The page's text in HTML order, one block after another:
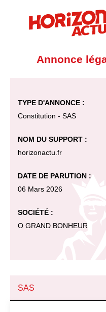
Annonce
TYPE D'ANNONCE :
Constitution - SAS
NOM DU SUPPORT :
horizonactu.fr
DATE DE PARUTION :
06 Mars 2026
SOCIÉTÉ :
O GRAND BONHEUR
SAS